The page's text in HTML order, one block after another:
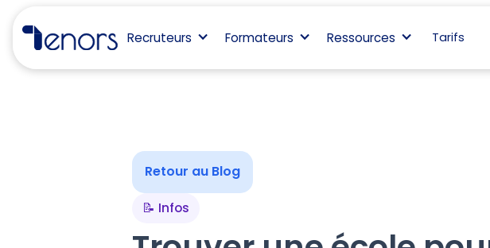
Recruteurs Formateurs Ressources Tarifs
Retour au Blog
📝 Infos